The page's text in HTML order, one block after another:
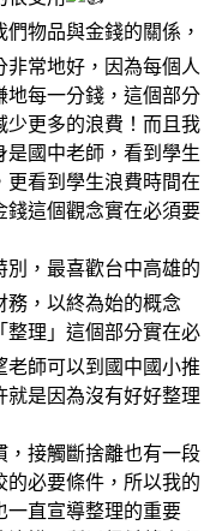
物品與金錢的關係，
常地好，因為每個人
地每一分錢，這個部分
少更多的浪費！而且我
是國中老師，看到學生
更看到學生浪費時間在
錢這個觀念實在必須要
別，最喜歡台中高雄的
務，以終為始的概念
整理」這個部分實在必
師可以到國中國小推
就是因為沒有好好整理
，接觸斷捨離也有一段
的必要條件，所以我的
一直宣導整理的重要